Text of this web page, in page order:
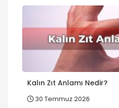
Kalın Zıt Anlamı Nedir?
30 Temmuz 2026